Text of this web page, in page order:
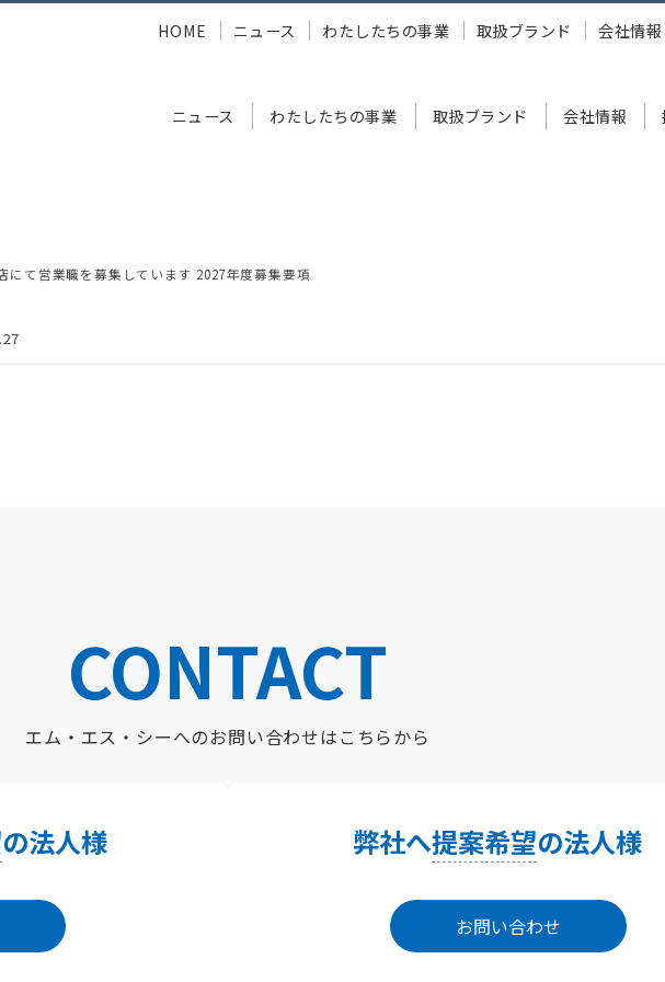
ニュース わたしたちの事業 取扱ブランド 会社情報
HOME ニュース わたしたちの事業 取扱ブランド 会社情報
にて営業職を募集しています 2027年度募集要項
CONTACT
エム・エス・シーへのお問い合わせはこちらから
の法人様 弊社へ提案希望の法人様
お問い合わせ